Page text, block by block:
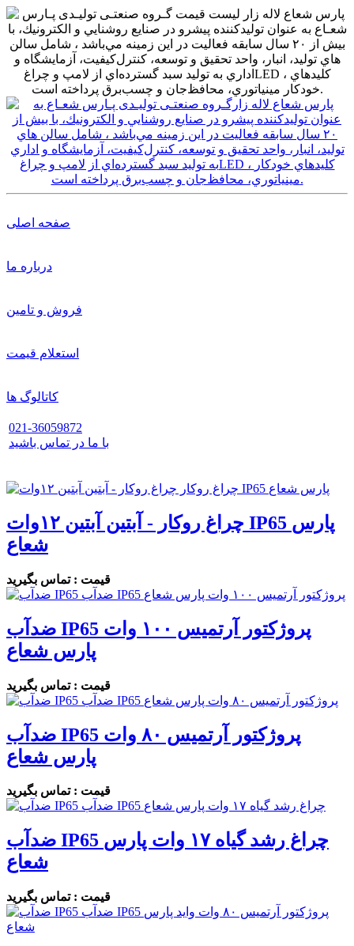
صفحه اصلی
درباره ما
فروش و تامین
استعلام قیمت
کاتالوگ ها
021-36059872
با ما در تماس باشید
چراغ روکار - آبتین آبتین ۱۲وات IP65 پارس
شعاع
قیمت : تماس بگیرید
ضدآب IP65 پروژکتور آرتمیس ۱۰۰ وات
پارس شعاع
قیمت : تماس بگیرید
ضدآب IP65 پروژکتور آرتمیس ۸۰ وات
پارس شعاع
قیمت : تماس بگیرید
ضدآب IP65 چراغ رشد گیاه ۱۷ وات پارس
شعاع
قیمت : تماس بگیرید